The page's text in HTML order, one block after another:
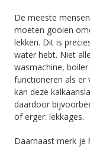
De meeste
moeten gooien
lekken. Dit is
water hebt. Niet
wasmachine,
functioneren als er
kan deze
daardoor
of erger: lekkages.
Daarnaast merk je